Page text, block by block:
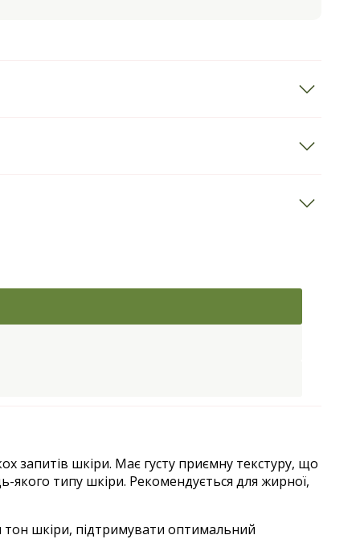
запитів шкіри. Має густу приємну текстуру, що
якого типу шкіри. Рекомендується для жирної,
тон шкіри, підтримувати оптимальний